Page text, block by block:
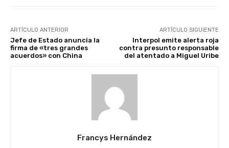
ARTÍCULO ANTERIOR
Jefe de Estado anuncia la
firma de «tres grandes
acuerdos» con China
ARTÍCULO SIGUIENTE
Interpol emite alerta roja
contra presunto responsable
del atentado a Miguel Uribe
Francys Hernández